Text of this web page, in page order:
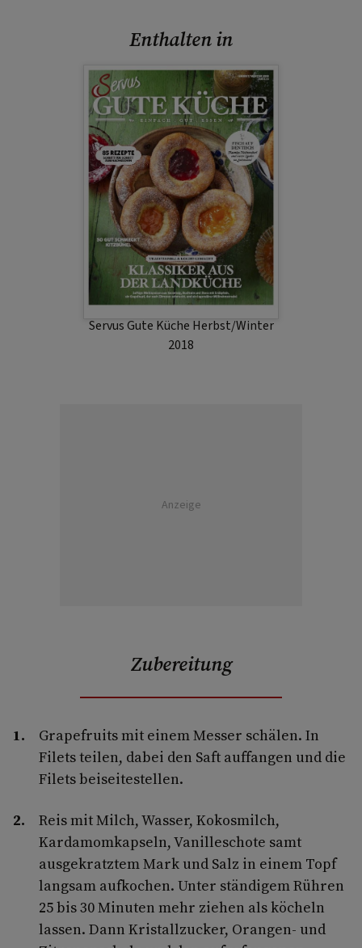
Enthalten in
Servus Gute Küche Herbst/Winter
2018
Anzeige
Zubereitung
Grapefruits mit einem Messer schälen. In
Filets teilen, dabei den Saft auffangen und die
Filets beiseitestellen.
Reis mit Milch, Wasser, Kokosmilch,
Kardamomkapseln, Vanilleschote samt
ausgekratztem Mark und Salz in einem Topf
langsam aufkochen. Unter ständigem Rühren
25 bis 30 Minuten mehr ziehen als köcheln
lassen. Dann Kristallzucker, Orangen- und